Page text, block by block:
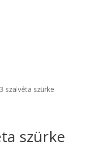
szalvéta szürke
szürke